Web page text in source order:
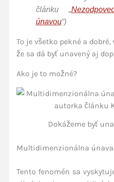
článku „
únavou“)
To je všetko pekné a
že sa dá byť unavený aj
Ako je to možné?
Dokážeme byť
Multidimenzionálna únava
Tento fenomén sa